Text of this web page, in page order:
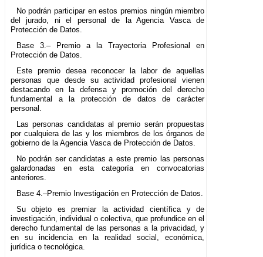
No podrán participar en estos premios ningún miembro
del jurado, ni el personal de la Agencia Vasca de
Protección de Datos.
Base 3.– Premio a la Trayectoria Profesional en
Protección de Datos.
Este premio desea reconocer la labor de aquellas
personas que desde su actividad profesional vienen
destacando en la defensa y promoción del derecho
fundamental a la protección de datos de carácter
personal.
Las personas candidatas al premio serán propuestas
por cualquiera de las y los miembros de los órganos de
gobierno de la Agencia Vasca de Protección de Datos.
No podrán ser candidatas a este premio las personas
galardonadas en esta categoría en convocatorias
anteriores.
Base 4.–Premio Investigación en Protección de Datos.
Su objeto es premiar la actividad científica y de
investigación, individual o colectiva, que profundice en el
derecho fundamental de las personas a la privacidad, y
en su incidencia en la realidad social, económica,
jurídica o tecnológica.